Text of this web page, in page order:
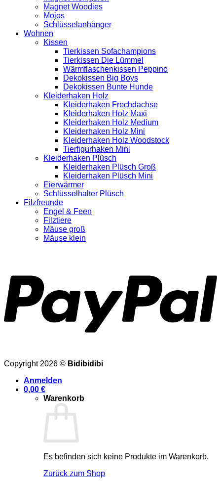
Magnet Woodies
Mojos
Schlüsselanhänger
Wohnen
Kissen
Tierkissen Sofachampions
Tierkissen Die Lümmel
Wärmflaschenkissen Peppino
Dekokissen Big Boys
Dekokissen Bunte Hunde
Kleiderhaken Holz
Kleiderhaken Frechdachse
Kleiderhaken Holz Maxi
Kleiderhaken Holz Medium
Kleiderhaken Holz Mini
Kleiderhaken Holz Woodstock
Tierfigurhaken Mini
Kleiderhaken Plüsch
Kleiderhaken Plüsch Groß
Kleiderhaken Plüsch Mini
Eierwärmer
Schlüsselhalter Plüsch
Filzfreunde
Engel & Feen
Filztiere
Mäuse groß
Mäuse klein
Copyright 2026 © Bidibidibi
Anmelden
0,00 €
Warenkorb
Es befinden sich keine Produkte im Warenkorb.
Zurück zum Shop